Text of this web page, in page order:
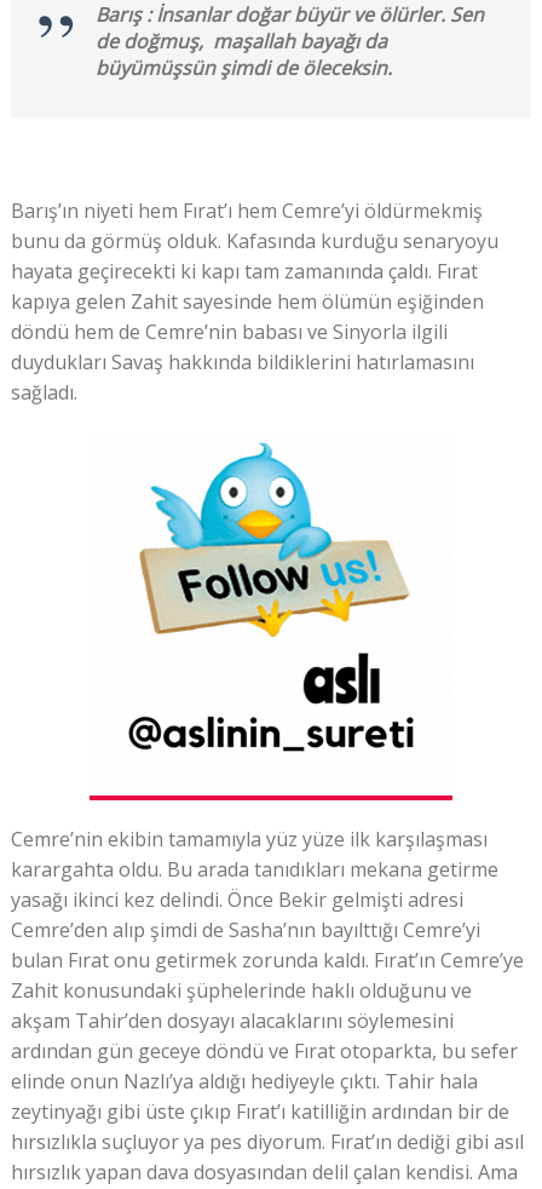
Barış : İnsanlar doğar büyür ve ölürler. Sen
de doğmuş, maşallah bayağı da
büyümüşsün şimdi de öleceksin.
Barış’ın niyeti hem Fırat’ı hem Cemre’yi öldürmekmiş
bunu da görmüş olduk. Kafasında kurduğu senaryoyu
hayata geçirecekti ki kapı tam zamanında çaldı. Fırat
kapıya gelen Zahit sayesinde hem ölümün eşiğinden
döndü hem de Cemre’nin babası ve Sinyorla ilgili
duydukları Savaş hakkında bildiklerini hatırlamasını
sağladı.
Cemre’nin ekibin tamamıyla yüz yüze ilk karşılaşması
karargahta oldu. Bu arada tanıdıkları mekana getirme
yasağı ikinci kez delindi. Önce Bekir gelmişti adresi
Cemre’den alıp şimdi de Sasha’nın bayılttığı Cemre’yi
bulan Fırat onu getirmek zorunda kaldı. Fırat’ın Cemre’ye
Zahit konusundaki şüphelerinde haklı olduğunu ve
akşam Tahir’den dosyayı alacaklarını söylemesini
ardından gün geceye döndü ve Fırat otoparkta, bu sefer
elinde onun Nazlı’ya aldığı hediyeyle çıktı. Tahir hala
zeytinyağı gibi üste çıkıp Fırat’ı katilliğin ardından bir de
hırsızlıkla suçluyor ya pes diyorum. Fırat’ın dediği gibi asıl
hırsızlık yapan dava dosyasından delil çalan kendisi. Ama